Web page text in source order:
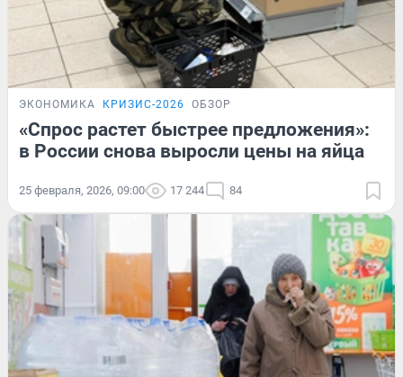
ЭКОНОМИКА КРИЗИС-2026 ОБЗОР
«Спрос растет быстрее предложения»:
в России снова выросли цены на яйца
25 февраля, 2026, 09:00 17 244 84